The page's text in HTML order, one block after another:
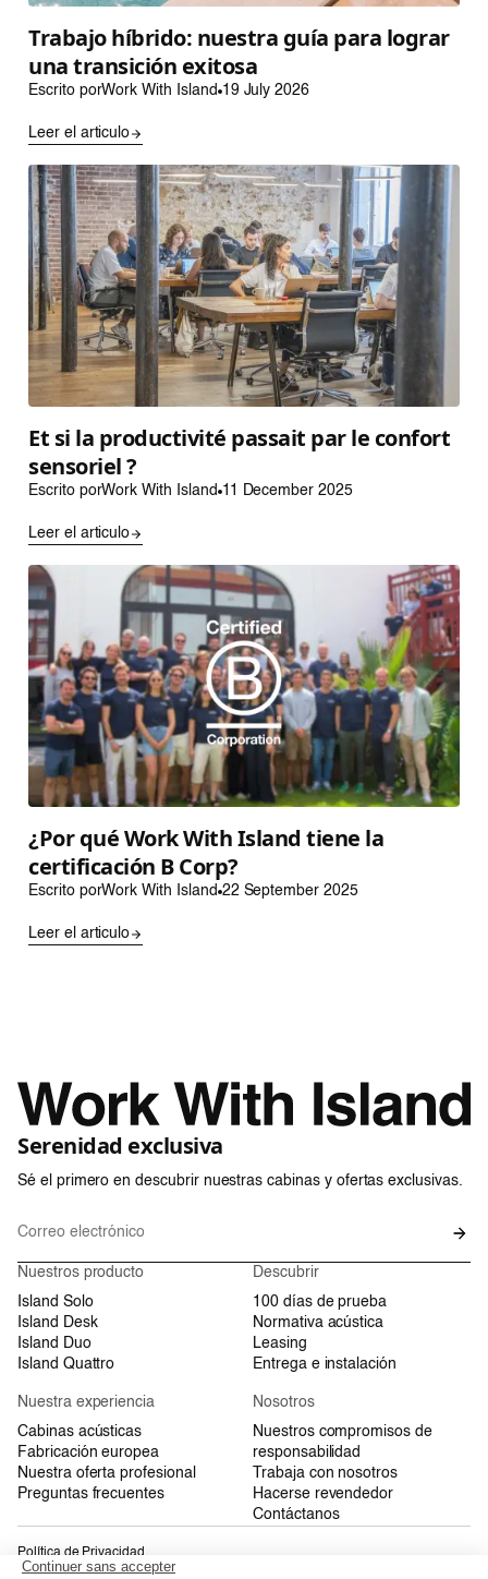
Trabajo híbrido: nuestra guía para lograr
una transición exitosa
Escrito porWork With Island 19 July 2026
Leer el articulo
Et si la productivité passait par le confort
sensoriel ?
Escrito porWork With Island 11 December 2025
Leer el articulo
¿Por qué Work With Island tiene la
certificación B Corp?
Escrito porWork With Island 22 September 2025
Leer el articulo
Serenidad exclusiva
Sé el primero en descubrir nuestras cabinas y ofertas exclusivas.
Nuestros producto
Island Solo
Island Desk
Island Duo
Island Quattro
Descubrir
100 días de prueba
Normativa acústica
Leasing
Entrega e instalación
Nuestra experiencia
Cabinas acústicas
Fabricación europea
Nuestra oferta profesional
Preguntas frecuentes
Nosotros
Nuestros compromisos de
responsabilidad
Trabaja con nosotros
Hacerse revendedor
Contáctanos
Política de Privacidad
Condiciones Generales de Venta